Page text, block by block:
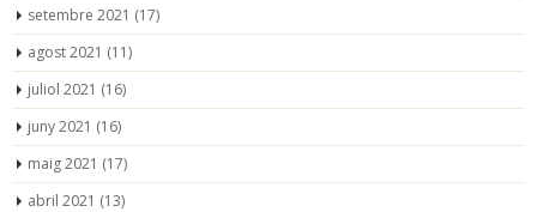
setembre 2021 (17)
agost 2021 (11)
juliol 2021 (16)
juny 2021 (16)
maig 2021 (17)
abril 2021 (13)